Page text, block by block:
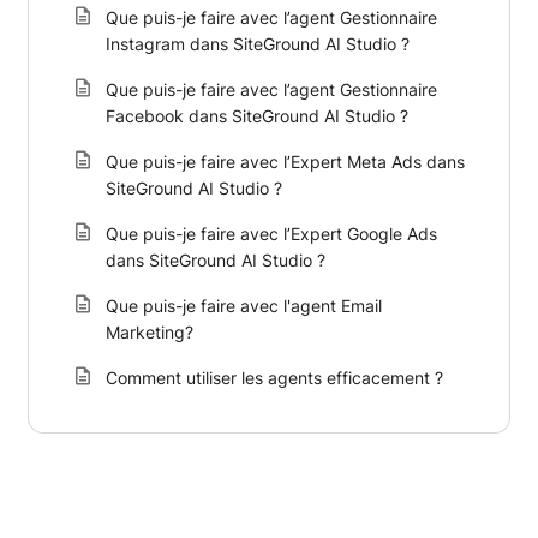
Que puis-je faire avec l’agent Gestionnaire
Instagram dans SiteGround AI Studio ?
Que puis-je faire avec l’agent Gestionnaire
Facebook dans SiteGround AI Studio ?
Que puis-je faire avec l’Expert Meta Ads dans
SiteGround AI Studio ?
Que puis-je faire avec l’Expert Google Ads
dans SiteGround AI Studio ?
Que puis-je faire avec l'agent Email
Marketing?
Comment utiliser les agents efficacement ?